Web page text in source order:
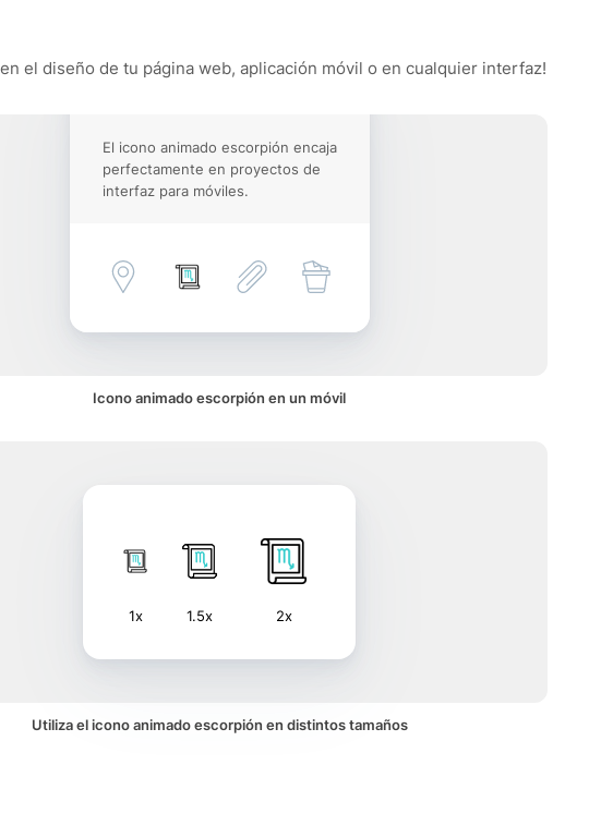
el diseño de tu página web, aplicación móvil o en cualquier interfaz!
El icono animado escorpión encaja
perfectamente en proyectos de
interfaz para móviles.
Icono animado escorpión en un móvil
1x 1.5x 2x
Utiliza el icono animado escorpión en distintos tamaños